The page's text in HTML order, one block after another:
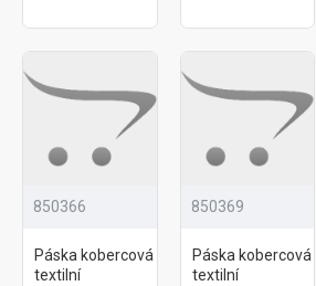
850366
Páska kobercová
textilní
850369
Páska kobercová
textilní